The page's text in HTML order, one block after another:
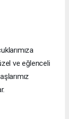
ve eğlenceli